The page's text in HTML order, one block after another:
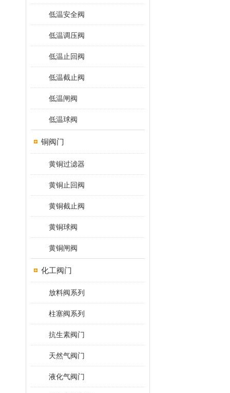
低温安全阀
低温调压阀
低温止回阀
低温截止阀
低温闸阀
低温球阀
铜阀门
黄铜过滤器
黄铜止回阀
黄铜截止阀
黄铜球阀
黄铜闸阀
化工阀门
放料阀系列
柱塞阀系列
抗生素阀门
天然气阀门
液化气阀门